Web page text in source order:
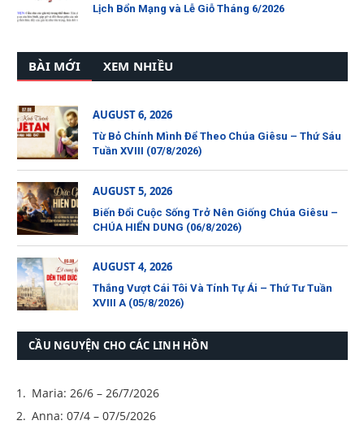
Lịch Bổn Mạng và Lễ Giỗ Tháng 6/2026
BÀI MỚI XEM NHIỀU
AUGUST 6, 2026
Từ Bỏ Chính Mình Để Theo Chúa Giêsu – Thứ Sáu
Tuần XVIII (07/8/2026)
AUGUST 5, 2026
Biến Đổi Cuộc Sống Trở Nên Giống Chúa Giêsu –
CHÚA HIỂN DUNG (06/8/2026)
AUGUST 4, 2026
Thắng Vượt Cái Tôi Và Tính Tự Ái – Thứ Tư Tuần
XVIII A (05/8/2026)
CẦU NGUYỆN CHO CÁC LINH HỒN
Maria: 26/6 – 26/7/2026
Anna: 07/4 – 07/5/2026